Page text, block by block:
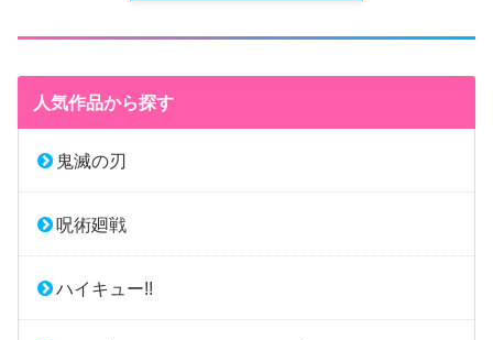
人気作品から探す
鬼滅の刃
呪術廻戦
ハイキュー!!